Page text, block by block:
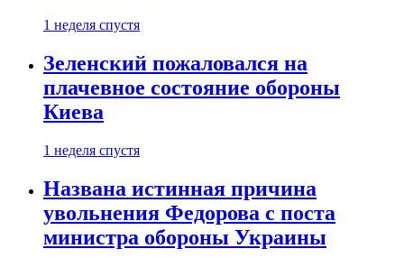
1 неделя спустя
Зеленский пожаловался на
плачевное состояние обороны
Киева
1 неделя спустя
Названа истинная причина
увольнения Федорова с поста
министра обороны Украины